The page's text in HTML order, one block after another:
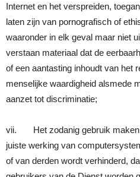
Internet en het verspreiden,
laten zijn van pornografisch of
waaronder in elk geval maar niet
verstaan materiaal dat de
of een aantasting inhoudt van het
menselijke waardigheid alsmede
aanzet tot discriminatie;
vii. Het zodanig gebruik maken
juiste werking van
of van derden wordt verhinderd,